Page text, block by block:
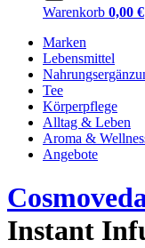
Warenkorb 0,00 €
Marken
Lebensmittel
Tee
Körperpflege
Alltag & Leben
Aroma &
Angebote
Instant